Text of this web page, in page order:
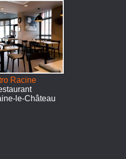
Racine
le-Château